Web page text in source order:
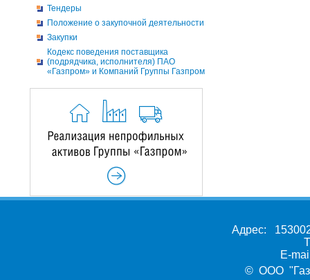
Тендеры
Положение о закупочной деятельности
Закупки
Кодекс поведения поставщика
(подрядчика, исполнителя) ПАО
«Газпром» и Компаний Группы Газпром
Адрес:
E-
© ООО